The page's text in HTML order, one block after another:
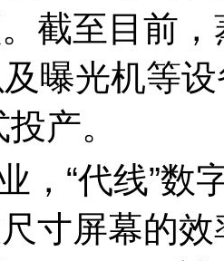
截至目前
曝光机等
产。
，“代线”数
寸屏幕的